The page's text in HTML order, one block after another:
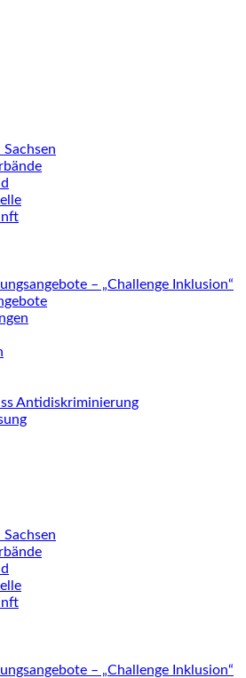
Sachsen
– „Challenge Inklusion“
Antidiskriminierung
Sachsen
– „Challenge Inklusion“